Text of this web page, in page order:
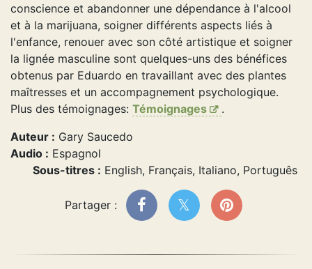
conscience et abandonner une dépendance à l'alcool
et à la marijuana, soigner différents aspects liés à
l'enfance, renouer avec son côté artistique et soigner
la lignée masculine sont quelques-uns des bénéfices
obtenus par Eduardo en travaillant avec des plantes
maîtresses et un accompagnement psychologique.
Plus des témoignages: Témoignages
.
Auteur : Gary Saucedo
Audio : Espagnol
Sous-titres : English, Français, Italiano, Português
Partager :